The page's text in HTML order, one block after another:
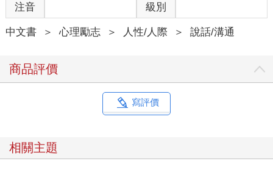
我有一些朋友，會因為一些很糟糕的評價難過一兩天，而我希望
我可以讓這個不愉快的情緒困擾我十分鐘或者半小時。這個不愉
有，那樣久了一定出事的。
如果他罵得有道理，我會咬著牙接受，反思自己怎麼做得這麼不
如果很多人都罵我，我要知道改進，這是讓我知道改進的最有效
注音 級別
中文書 ＞ 心理勵志 ＞ 人性/人際 ＞ 說話/溝通
商品評價
寫評價
相關主題